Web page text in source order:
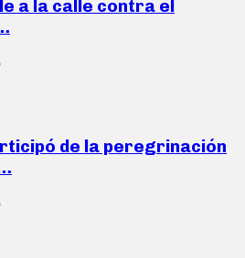
a la calle contra el
de la peregrinación